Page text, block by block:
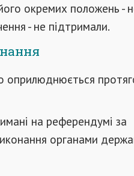
окремих положень -
- не підтримали.
оприлюднюється
на референдумі за
органами